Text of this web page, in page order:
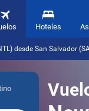
Hoteles
desde San Salvador